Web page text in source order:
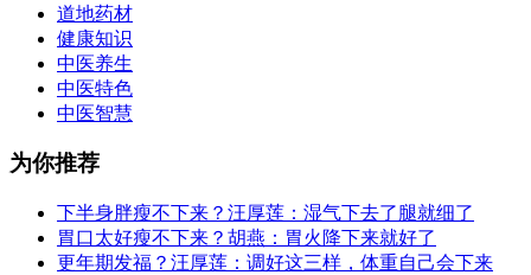
道地药材
健康知识
中医养生
中医特色
中医智慧
为你推荐
下半身胖瘦不下来？汪厚莲：湿气下去了腿就细了
胃口太好瘦不下来？胡燕：胃火降下来就好了
更年期发福？汪厚莲：调好这三样，体重自己会下来